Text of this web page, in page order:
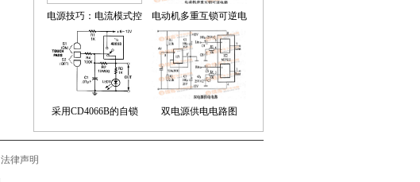
电源技巧：电流模式控
制简化了对降压LED稳
压器的补偿
电动机多重互锁可逆电
路
采用CD4066B的自锁
式触摸开关电路
双电源供电电路图
法律声明